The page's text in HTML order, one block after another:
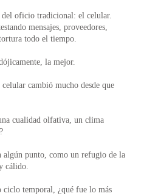
oficio tradicional: el celular.
mensajes, proveedores,
todo el tiempo.
la mejor.
cambió mucho desde que
cualidad olfativa, un clima
algún punto, como un refugio de la
cálido.
temporal, ¿qué fue lo más